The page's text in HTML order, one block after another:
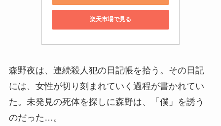
楽天市場で見る
森野夜は、連続殺人犯の日記帳を拾う。その日記
には、女性が切り刻まれていく過程が書かれてい
た。未発見の死体を探しに森野は、「僕」を誘う
のだった…。